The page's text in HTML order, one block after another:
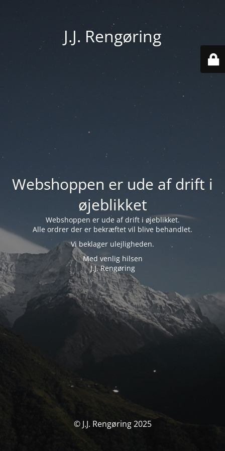
J.J. Rengøring
Webshoppen er ude af drift i
øjeblikket
Webshoppen er ude af drift i øjeblikket.
Alle ordrer der er bekræftet vil blive behandlet.
Vi beklager ulejligheden.
Med venlig hilsen
J.J. Rengøring
© J.J. Rengøring 2025